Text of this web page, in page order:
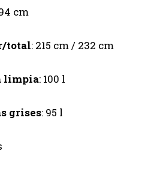
cm
total: 215 cm / 232 cm
limpia: 100 l
grises: 95 l